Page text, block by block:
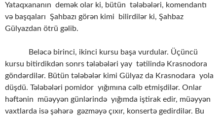
Yataqxananın demək olar ki, bütün tələbələri, komendantı
və başqaları Şahbazı görən kimi bilirdilər ki, Şahbaz
Gülyazdan ötrü gəlib.
Beləcə birinci, ikinci kursu başa vurdular. Üçüncü
kursu bitirdikdən sonrs tələbələri yay tətilində Krasnodora
göndərdilər. Bütün tələbələr kimi Gülyaz da Krasnodara yola
düşdü. Tələbələri pomidor yığımına cəlb etmişdilər. Onlar
həftənin müəyyən günlərində yığımda iştirak edir, müəyyən
vaxtlarda isə şəhərə gəzməyə çıxır, konsertə gedirdilər. Bu